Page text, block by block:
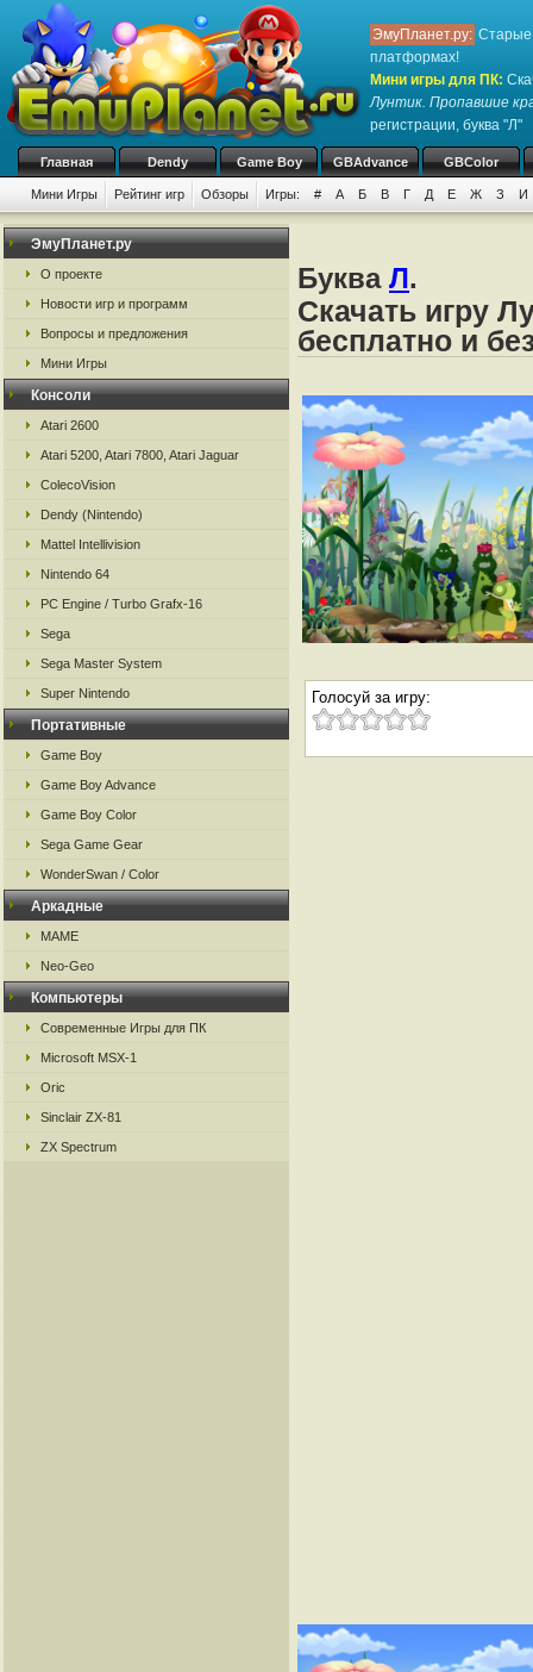
ЭмуПланет.ру: Старые
платформах!
Мини игры для ПК:
Лунтик. Пропавшие
регистрации, буква "Л"
Главная Dendy Game Boy GBAdvance GBColor
Мини Игры Рейтинг игр Обзоры Игры: # А Б В Г Д Е Ж З И
ЭмуПланет.ру
О проекте
Новости игр и программ
Вопросы и предложения
Мини Игры
Консоли
Atari 2600
Atari 5200, Atari 7800, Atari Jaguar
ColecoVision
Dendy (Nintendo)
Mattel Intellivision
Nintendo 64
PC Engine / Turbo Grafx-16
Sega
Sega Master System
Super Nintendo
Портативные
Game Boy
Game Boy Advance
Game Boy Color
Sega Game Gear
WonderSwan / Color
Аркадные
MAME
Neo-Geo
Компьютеры
Современные Игры для ПК
Microsoft MSX-1
Oric
Sinclair ZX-81
ZX Spectrum
Буква Л.
Скачать игру
бесплатно и
Голосуй за игру: